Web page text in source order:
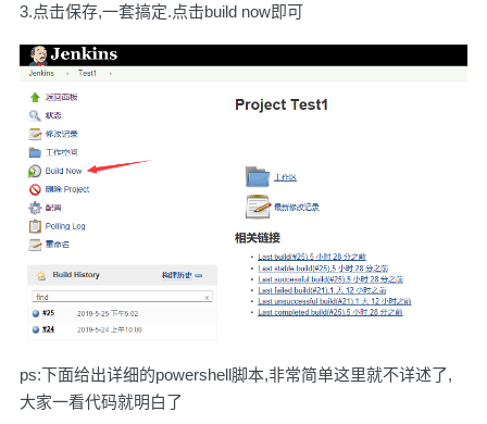
3.点击保存,一套搞定.点击build now即可
ps:下面给出详细的powershell脚本,非常简单这里就不详述了,
大家一看代码就明白了